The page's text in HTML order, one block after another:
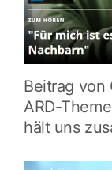
Beitrag von
ARD-
hält uns